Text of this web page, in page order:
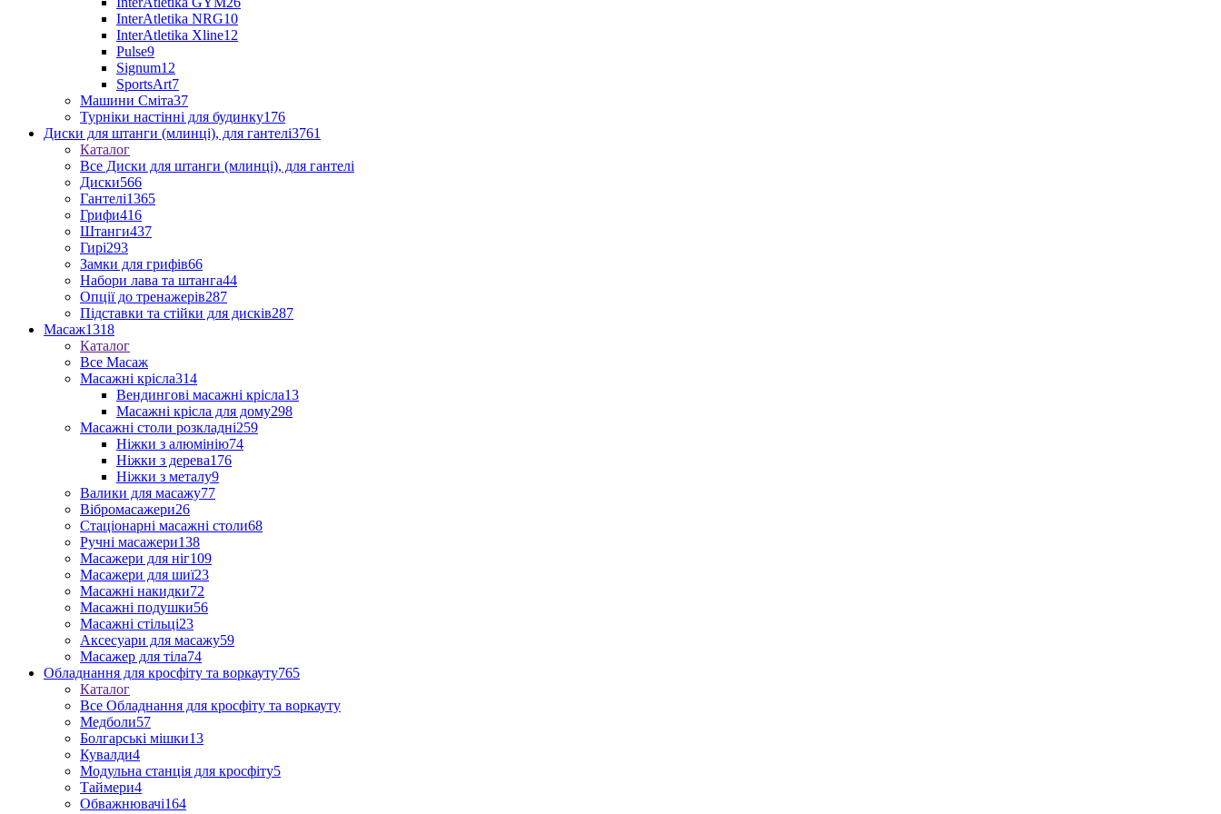
InterAtletika NRG10
InterAtletika Xline12
Pulse9
Signum12
SportsArt7
Машини Сміта37
Турніки настінні для будинку176
Диски для штанги (млинці), для гантелі3761
Каталог
Все Диски для штанги (млинці), для гантелі
Диски566
Гантелі1365
Грифи416
Штанги437
Гирі293
Замки для грифів66
Набори лава та штанга44
Опції до тренажерів287
Підставки та стійки для дисків287
Масаж1318
Каталог
Все Масаж
Масажні крісла314
Вендингові масажні крісла13
Масажні крісла для дому298
Масажні столи розкладні259
Ніжки з алюмінію74
Ніжки з дерева176
Ніжки з металу9
Валики для масажу77
Вібромасажери26
Стаціонарні масажні столи68
Ручні масажери138
Масажери для ніг109
Масажери для шиї23
Масажні накидки72
Масажні подушки56
Масажні стільці23
Аксесуари для масажу59
Масажер для тіла74
Обладнання для кросфіту та воркауту765
Каталог
Все Обладнання для кросфіту та воркауту
Медболи57
Болгарські мішки13
Кувалди4
Модульна станція для кросфіту5
Таймери4
Обважнювачі164